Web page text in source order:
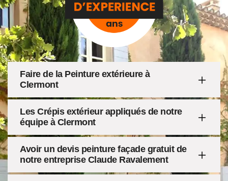
Faire de la Peinture extérieure à
Clermont
Les Crépis extérieur appliqués de notre
équipe à Clermont
Avoir un devis peinture façade gratuit de
notre entreprise Claude Ravalement